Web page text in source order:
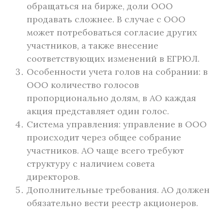
обращаться на бирже, доли ООО
продавать сложнее. В случае с ООО
может потребоваться согласие других
участников, а также внесение
соответствующих изменений в ЕГРЮЛ.
Особенности учета голов на собрании: в
ООО количество голосов
пропорционально долям, в АО каждая
акция представляет один голос.
Система управления: управление в ООО
происходит через общее собрание
участников. АО чаще всего требуют
структуру с наличием совета
директоров.
Дополнительные требования. АО должен
обязательно вести реестр акционеров.